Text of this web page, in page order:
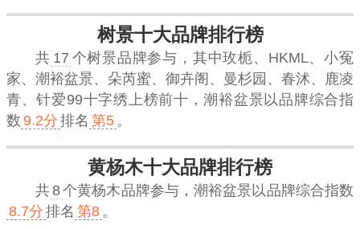
树景十大品牌排行榜
共 17 个树景品牌参与，其中玫栀、HKML、小冤
家、潮裕盆景、朵芮蜜、御卉阁、曼杉园、春沭、鹿凌
青、针爱99十字绣上榜前十，潮裕盆景以品牌综合指
数 9.2分 排名 第5 。
黄杨木十大品牌排行榜
共8个黄杨木品牌参与，潮裕盆景以品牌综合指数
8.7分 排名 第8 。